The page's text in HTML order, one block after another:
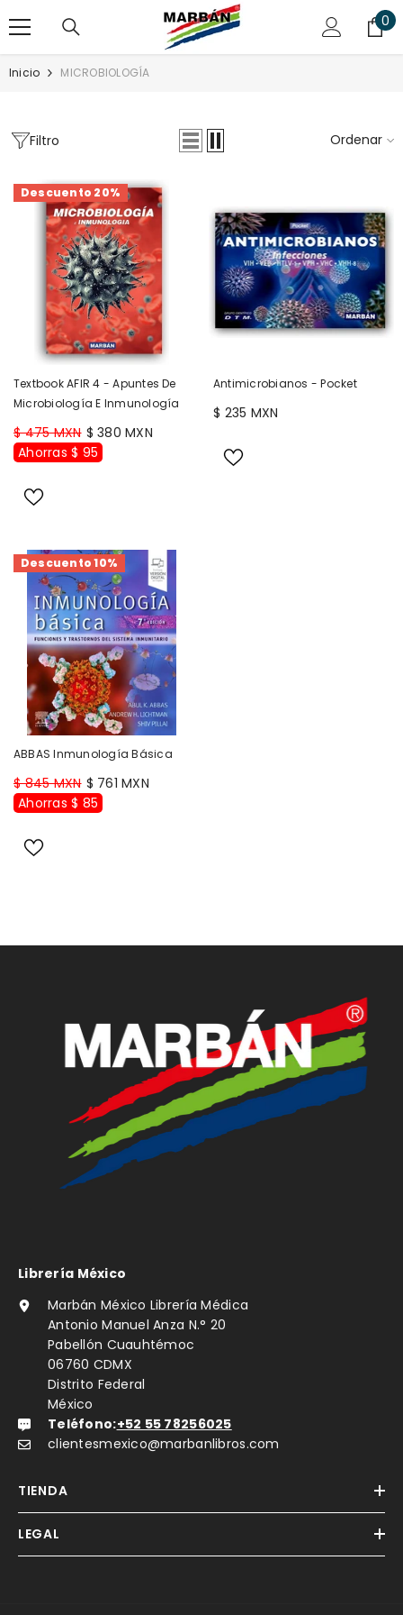
0
0
Inicio MICROBIOLOGÍA
Filtro Ordenar
Descuento 20%
Textbook AFIR 4 - Apuntes De
Microbiología E Inmunología
$ 475 MXN $ 380 MXN
Ahorras $ 95
Antimicrobianos - Pocket
$ 235 MXN
Descuento 10%
ABBAS Inmunología Básica
$ 845 MXN $ 761 MXN
Ahorras $ 85
Librería México
Marbán México Librería Médica
Antonio Manuel Anza N.° 20
Pabellón Cuauhtémoc
06760 CDMX
Distrito Federal
México
Teléfono:+52 55 78256025
clientesmexico@marbanlibros.com
TIENDA
LEGAL